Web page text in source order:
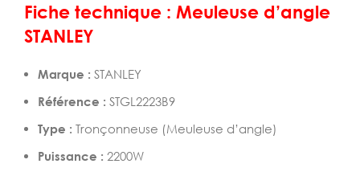
Fiche technique : Meuleuse d’angle
STANLEY
Marque : STANLEY
Référence : STGL2223B9
Type : Tronçonneuse (Meuleuse d’angle)
Puissance : 2200W